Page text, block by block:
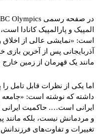
المپیک و پارالمپیک کانادا
است: «نمایشی عالی از
آذربایجانی پس از آخرین بازی
مانند یک قهرمان از زمین
اما یکی از نظرات قابل تامل
داشته که نوشته است: «جامعه
ایرانی است…. حاکمیت ایرانی
و مردمانش نیست، بلکه
تغییرات و تفاوت‌های فرزندانش